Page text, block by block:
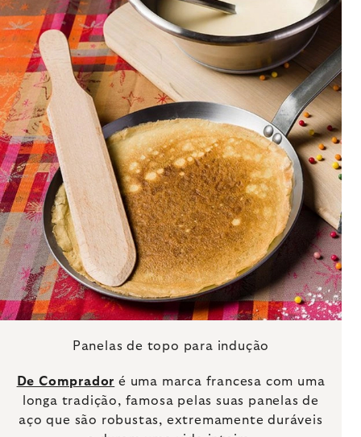
Panelas de topo para indução
De Comprador é uma marca francesa com uma
longa tradição, famosa pelas suas panelas de
aço que são robustas, extremamente duráveis